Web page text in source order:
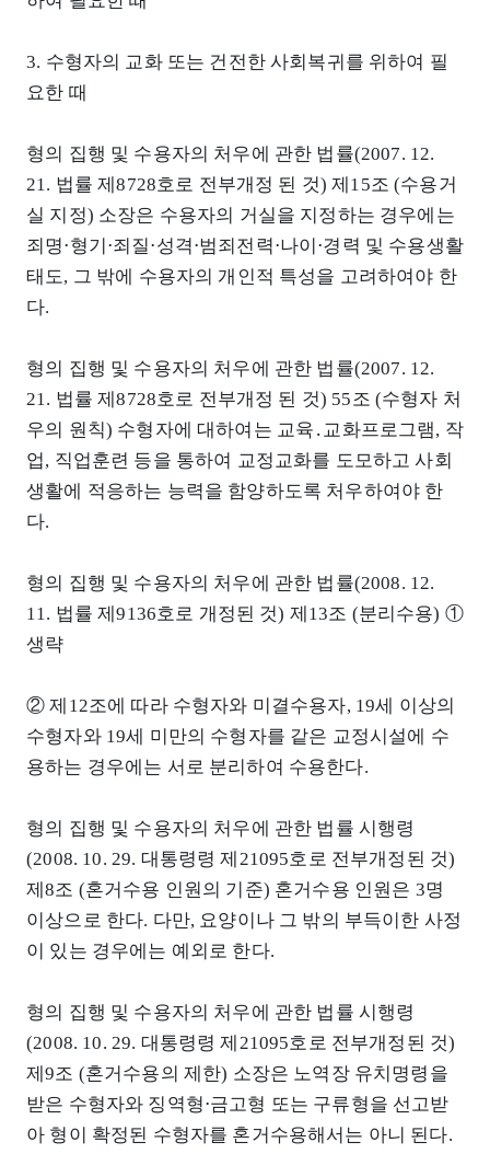
3. 수형자의 교화 또는 건전한 사회복귀를 위하여 필
요한 때
형의 집행 및 수용자의 처우에 관한 법률(2007. 12.
21. 법률 제8728호로 전부개정 된 것) 제15조 (수용거
실 지정) 소장은 수용자의 거실을 지정하는 경우에는
죄명⋅형기⋅죄질⋅성격⋅범죄전력⋅나이⋅경력 및 수용생활
태도, 그 밖에 수용자의 개인적 특성을 고려하여야 한
다.
형의 집행 및 수용자의 처우에 관한 법률(2007. 12.
21. 법률 제8728호로 전부개정 된 것) 55조 (수형자 처
우의 원칙) 수형자에 대하여는 교육․교화프로그램, 작
업, 직업훈련 등을 통하여 교정교화를 도모하고 사회
생활에 적응하는 능력을 함양하도록 처우하여야 한
다.
형의 집행 및 수용자의 처우에 관한 법률(2008. 12.
11. 법률 제9136호로 개정된 것) 제13조 (분리수용) ①
생략
② 제12조에 따라 수형자와 미결수용자, 19세 이상의
수형자와 19세 미만의 수형자를 같은 교정시설에 수
용하는 경우에는 서로 분리하여 수용한다.
형의 집행 및 수용자의 처우에 관한 법률 시행령
(2008. 10. 29. 대통령령 제21095호로 전부개정된 것)
제8조 (혼거수용 인원의 기준) 혼거수용 인원은 3명
이상으로 한다. 다만, 요양이나 그 밖의 부득이한 사정
이 있는 경우에는 예외로 한다.
형의 집행 및 수용자의 처우에 관한 법률 시행령
(2008. 10. 29. 대통령령 제21095호로 전부개정된 것)
제9조 (혼거수용의 제한) 소장은 노역장 유치명령을
받은 수형자와 징역형⋅금고형 또는 구류형을 선고받
아 형이 확정된 수형자를 혼거수용해서는 아니 된다.